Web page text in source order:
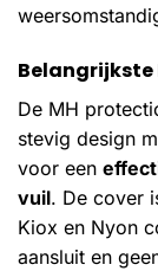
Belangrijkste
De MH
stevig design
voor een
vuil. De cover
Kiox en Nyon
aansluit en